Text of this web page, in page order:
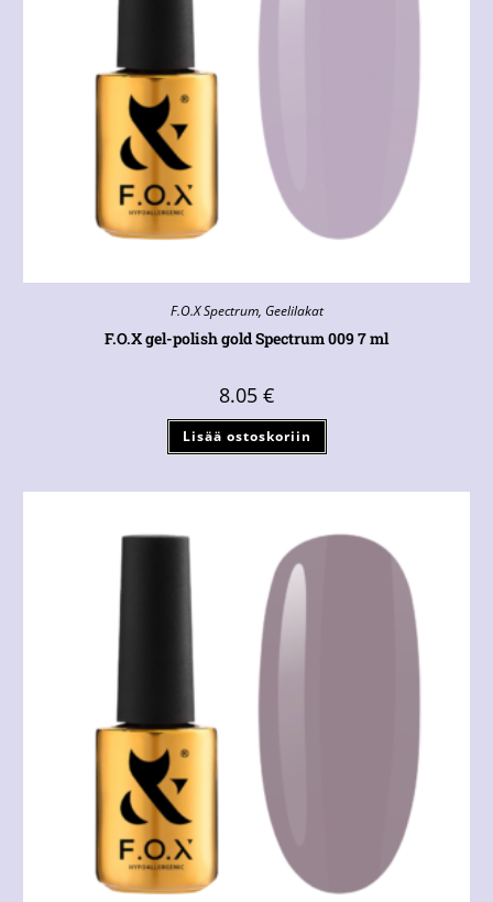
F.O.X Spectrum, Geelilakat
F.O.X gel-polish gold Spectrum 009 7 ml
8.05 €
Lisää ostoskoriin